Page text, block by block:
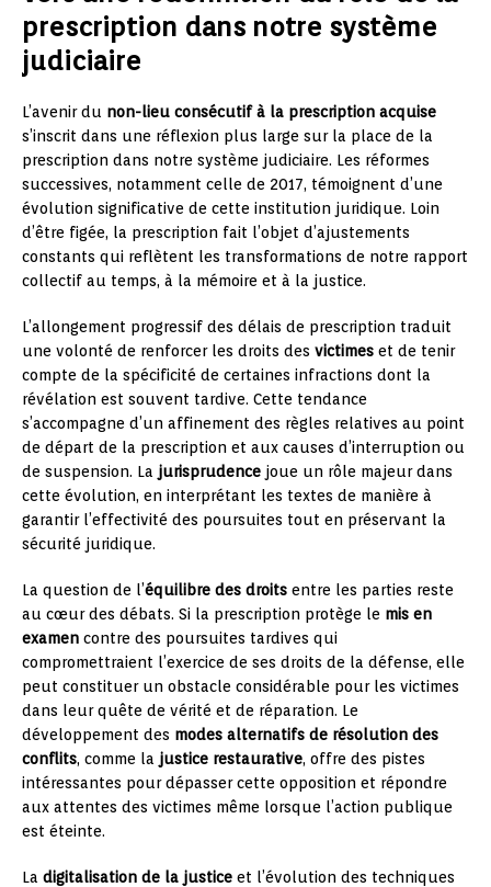
prescription dans notre système
judiciaire
L’avenir du non-lieu consécutif à la prescription acquise
s’inscrit dans une réflexion plus large sur la place de la
prescription dans notre système judiciaire. Les réformes
successives, notamment celle de 2017, témoignent d’une
évolution significative de cette institution juridique. Loin
d’être figée, la prescription fait l’objet d’ajustements
constants qui reflètent les transformations de notre rapport
collectif au temps, à la mémoire et à la justice.
L’allongement progressif des délais de prescription traduit
une volonté de renforcer les droits des victimes et de tenir
compte de la spécificité de certaines infractions dont la
révélation est souvent tardive. Cette tendance
s’accompagne d’un affinement des règles relatives au point
de départ de la prescription et aux causes d’interruption ou
de suspension. La jurisprudence joue un rôle majeur dans
cette évolution, en interprétant les textes de manière à
garantir l’effectivité des poursuites tout en préservant la
sécurité juridique.
La question de l’équilibre des droits entre les parties reste
au cœur des débats. Si la prescription protège le mis en
examen contre des poursuites tardives qui
compromettraient l’exercice de ses droits de la défense, elle
peut constituer un obstacle considérable pour les victimes
dans leur quête de vérité et de réparation. Le
développement des modes alternatifs de résolution des
conflits, comme la justice restaurative, offre des pistes
intéressantes pour dépasser cette opposition et répondre
aux attentes des victimes même lorsque l’action publique
est éteinte.
La digitalisation de la justice et l’évolution des techniques